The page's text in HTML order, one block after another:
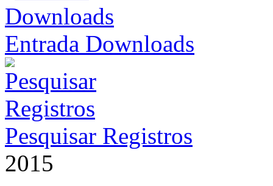
Entrada Downloads
Pesquisar Registros
2015